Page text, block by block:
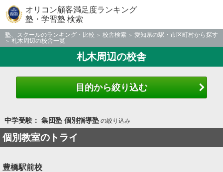
オリコン顧客満足度ランキング
塾・学習塾 検索
塾、スクールのランキング・比較 校舎検索
愛知県の駅・市区町村から探す
札木周辺の校舎一覧
札木周辺の校舎
目的から絞り込む
中学受験： 集団塾 個別指導塾の絞り込み
個別教室のトライ
豊橋駅前校